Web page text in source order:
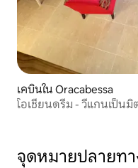
เคบินใน Oracabessa
โอเชี่ยนดรีม - วีแกนเป็นมิ
จุดหมายปลายทา